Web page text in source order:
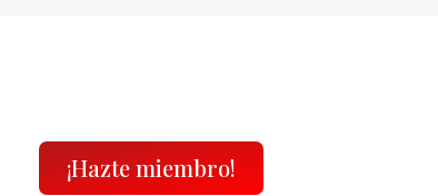
¡Hazte miembro!